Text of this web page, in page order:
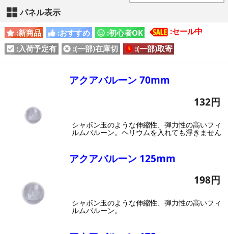
パネル表示
:新商品 :おすすめ :初心者OK
:セール中
:入荷予定有
:(一部)在庫切 :(一部)取寄
アクアバルーン 70mm
132円
シャボン玉のような伸縮性、弾力性の高いフィ
ルムバルーン。ヘリウムを入れても浮きません
アクアバルーン 125mm
198円
シャボン玉のような伸縮性、弾力性の高いフィ
ルムバルーン。